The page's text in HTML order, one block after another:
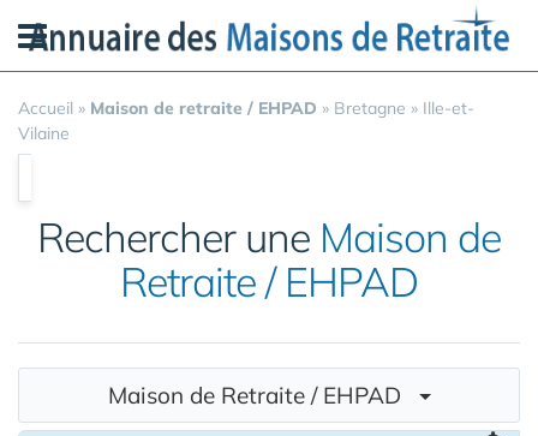
Accueil » Maison de retraite / EHPAD » Bretagne » Ille-et-
Vilaine
Rechercher une Maison de
Retraite / EHPAD
Maison de Retraite / EHPAD